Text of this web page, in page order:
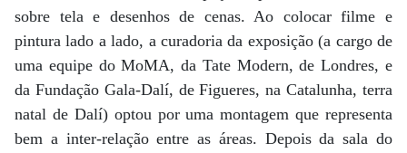
sobre tela e desenhos de cenas. Ao colocar filme e
pintura lado a lado, a curadoria da exposição (a cargo de
uma equipe do MoMA, da Tate Modern, de Londres, e
da Fundação Gala-Dalí, de Figueres, na Catalunha, terra
natal de Dalí) optou por uma montagem que representa
bem a inter-relação entre as áreas. Depois da sala do